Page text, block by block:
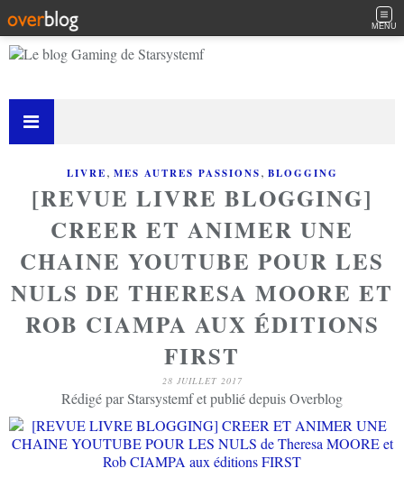
MENU
LIVRE, MES AUTRES PASSIONS, BLOGGING
[REVUE LIVRE BLOGGING]
CREER ET ANIMER UNE
CHAINE YOUTUBE POUR LES
NULS DE THERESA MOORE ET
ROB CIAMPA AUX ÉDITIONS
FIRST
28 JUILLET 2017
Rédigé par Starsystemf et publié depuis Overblog